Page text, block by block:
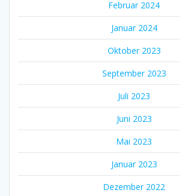
Februar 2024
Januar 2024
Oktober 2023
September 2023
Juli 2023
Juni 2023
Mai 2023
Januar 2023
Dezember 2022